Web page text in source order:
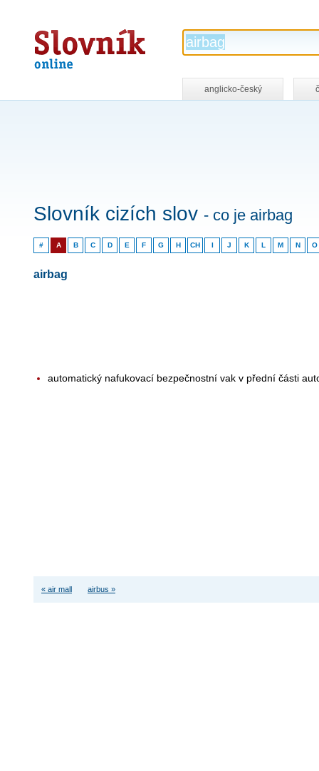
Slovník
online
anglicko-český
Slovník cizích slov - co je airbag
# A B C D E F G H CH I J K L M N O
airbag
automatický nafukovací bezpečnostní vak v přední části
« air mall airbus »